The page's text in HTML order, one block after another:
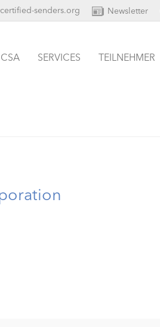
senders.org Newsletter
SERVICES TEILNEHMER